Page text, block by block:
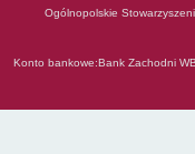
Ogólnopolskie
Konto bankowe:Bank Zachodni